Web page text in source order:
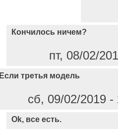
Кончилось ничем?
пт, 08/02/
Если третья модель
сб, 09/02/2019
Ok, все есть.